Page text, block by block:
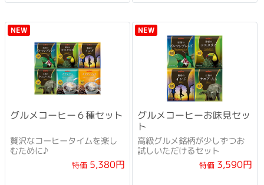
NEW
グルメコーヒー６種セット
贅沢なコーヒータイムを楽し
むために♪
特価5,380円
NEW
グルメコーヒーお味見セッ
ト
高級グルメ銘柄が少しずつお
試しいただけるセット
特価3,590円